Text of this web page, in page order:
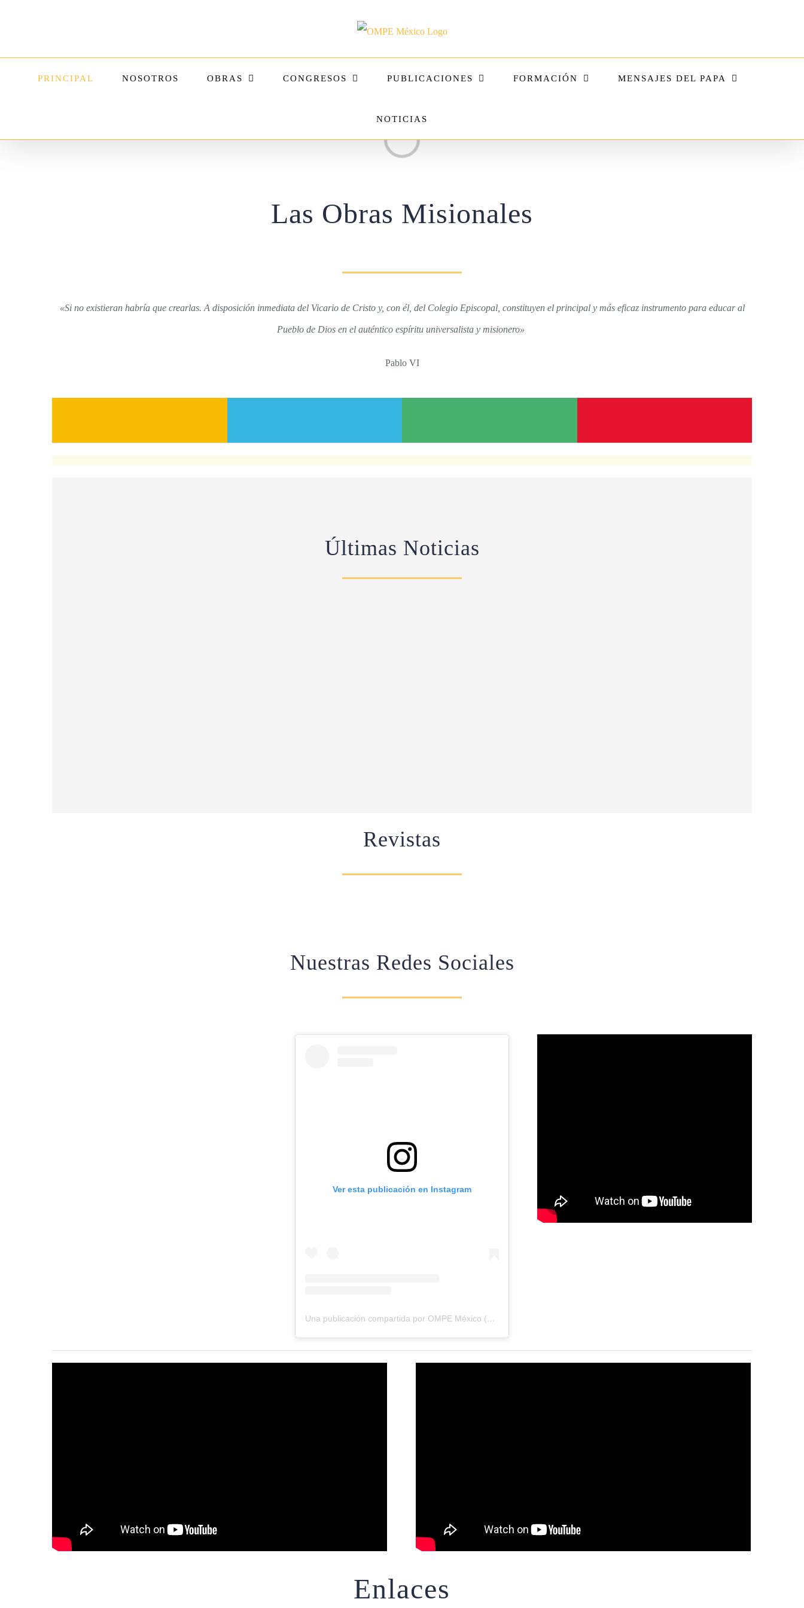
PRINCIPAL NOSOTROS OBRAS CONGRESOS PUBLICACIONES FORMACIÓN MENSAJES DEL PAPA
NOTICIAS
Loading...
Las Obras Misionales
«Si no existieran habría que crearlas. A disposición inmediata del Vicario de Cristo y, con él, del Colegio Episcopal, constituyen el principal y más eficaz instrumento para educar al
Pueblo de Dios en el auténtico espíritu universalista y misionero»
Pablo VI
Últimas Noticias
Revistas
Nuestras Redes Sociales
Ver esta publicación en Instagram
Una publicación compartida por OMPE México (@ompemexico)
Enlaces